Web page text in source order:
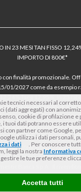
IN 23 MESI TAN FISSO
IMPORTO DI 800€*
con finalità promozionale.
01/2027 come da esempio
totale del credito € 800.
media della prima rata
e di conoscere
di sottoscrivere il
e contrattuali, facendo
ai Consumatori (IEBCC)
Banca S.p.A.. Il
per Findomestic Banca
tecnici necessari al
(dati aggregati) con
cookie di profilazione e
tuoi dati potranno essere
con partner come Google,
utilizza i dati personali,
i dati
. Per conoscere
leggi la nostra Informativa
le tue preferenze
Accetta tutti